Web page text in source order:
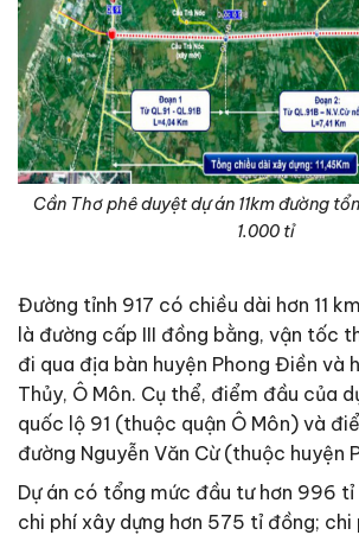
Cần Thơ phê duyệt dự án 11km đường
1.000 tỉ
Đường tỉnh 917 có chiều dài hơn 11
là đường cấp III đồng bằng, vận tốc
đi qua địa bàn huyện Phong Điền và
Thủy, Ô Môn. Cụ thể, điểm đầu của
quốc lộ 91 (thuộc quận Ô Môn) và
đường Nguyễn Văn Cừ (thuộc huyện
Dự án có tổng mức đầu tư hơn 996
chi phí xây dựng hơn 575 tỉ đồng; chi